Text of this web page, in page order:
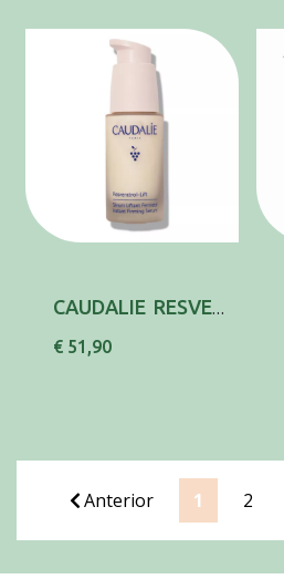
CAUDALIE RESVER-LIFT FIRM INST SER 30ML
€ 51,90
Anterior 1 2